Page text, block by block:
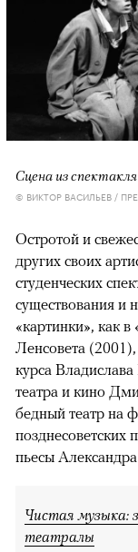
Сцена из
© ВИКТОР ВАСИЛЬЕВ /
Остротой и
других своих
студенческих
существования и
«картинки», как
Ленсовета
курса
театра и кино
бедный театр на
пьесы
Чистая музыка:
театралы